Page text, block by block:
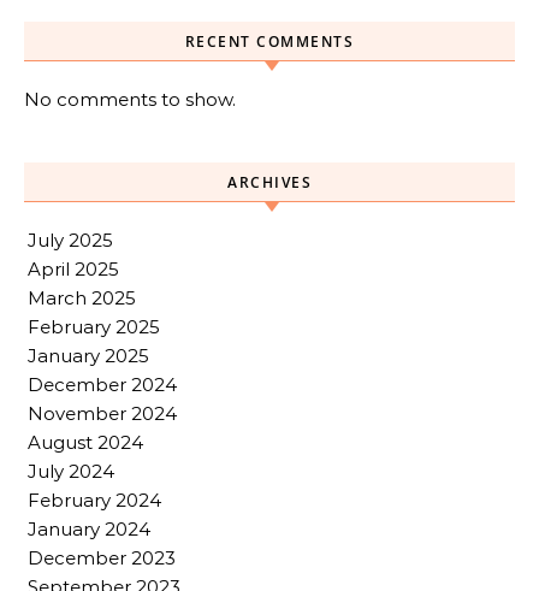
RECENT COMMENTS
No comments to show.
ARCHIVES
July 2025
April 2025
March 2025
February 2025
January 2025
December 2024
November 2024
August 2024
July 2024
February 2024
January 2024
December 2023